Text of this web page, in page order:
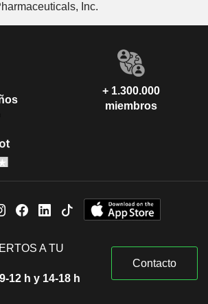
Inc.
+ 1.300.000
miembros
A TU
12 h y 14-18 h
Contacto